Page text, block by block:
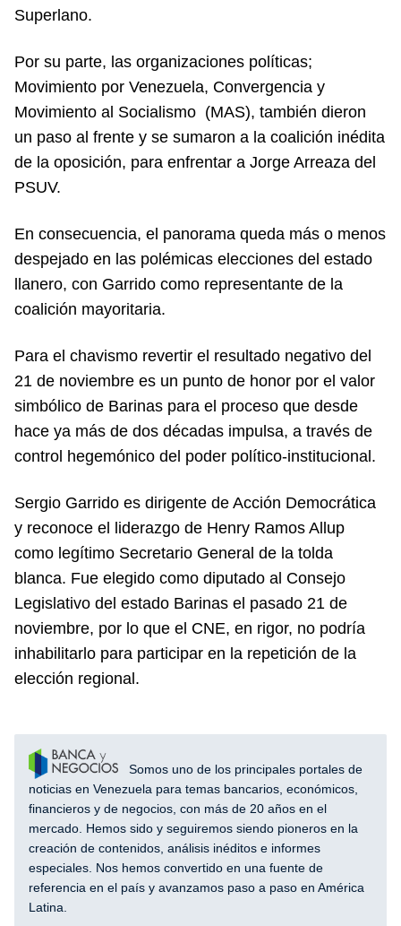
Superlano.
Por su parte, las organizaciones políticas;
Movimiento por Venezuela, Convergencia y
Movimiento al Socialismo (MAS), también dieron
un paso al frente y se sumaron a la coalición inédita
de la oposición, para enfrentar a Jorge Arreaza del
PSUV.
En consecuencia, el panorama queda más o menos
despejado en las polémicas elecciones del estado
llanero, con Garrido como representante de la
coalición mayoritaria.
Para el chavismo revertir el resultado negativo del
21 de noviembre es un punto de honor por el valor
simbólico de Barinas para el proceso que desde
hace ya más de dos décadas impulsa, a través de
control hegemónico del poder político-institucional.
Sergio Garrido es dirigente de Acción Democrática
y reconoce el liderazgo de Henry Ramos Allup
como legítimo Secretario General de la tolda
blanca. Fue elegido como diputado al Consejo
Legislativo del estado Barinas el pasado 21 de
noviembre, por lo que el CNE, en rigor, no podría
inhabilitarlo para participar en la repetición de la
elección regional.
Somos uno de los principales portales de
noticias en Venezuela para temas bancarios, económicos,
financieros y de negocios, con más de 20 años en el
mercado. Hemos sido y seguiremos siendo pioneros en la
creación de contenidos, análisis inéditos e informes
especiales. Nos hemos convertido en una fuente de
referencia en el país y avanzamos paso a paso en América
Latina.